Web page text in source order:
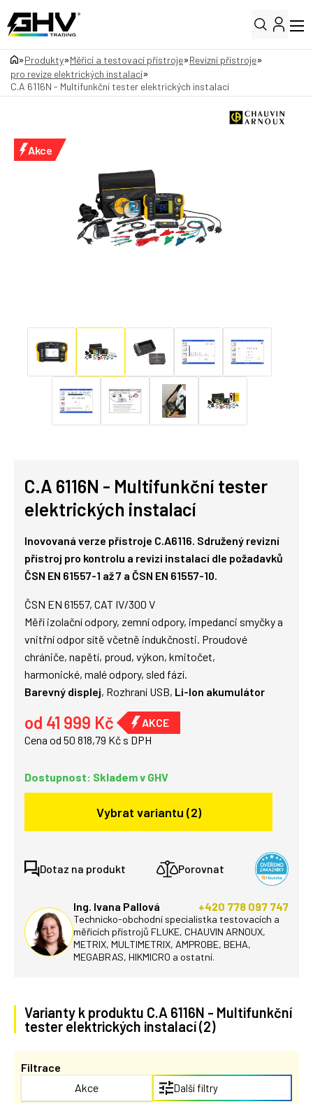
»Produkty»Měřicí a testovací přístroje»Revizní přístroje»
pro revize elektrických instalací»
C.A 6116N - Multifunkční tester elektrických instalací
Akce
C.A 6116N - Multifunkční tester
elektrických instalací
Inovovaná verze přístroje C.A6116. Sdružený revizní
přístroj pro kontrolu a revizi instalací dle požadavků
ČSN EN 61557-1 až 7 a ČSN EN 61557-10.
ČSN EN 61557, CAT IV/300 V
Měří izolační odpory, zemní odpory, impedanci smyčky a
vnitřní odpor sítě včetně indukčnosti. Proudové
chrániče, napětí, proud, výkon, kmitočet,
harmonické, malé odpory, sled fází.
Barevný displej, Rozhraní USB, Li-Ion akumulátor
od 41 999 Kč
Cena od 50 818,79 Kč s DPH
Dostupnost: Skladem v GHV
Vybrat variantu (2)
Dotaz na produkt Porovnat
Ing. Ivana Pallová +420 778 097 747
Technicko-obchodní specialistka testovacích a
měřicích přístrojů FLUKE, CHAUVIN ARNOUX,
METRIX, MULTIMETRIX, AMPROBE, BEHA,
MEGABRAS, HIKMICRO a ostatní.
Varianty k produktu C.A 6116N - Multifunkční
tester elektrických instalací (2)
Filtrace
Akce
Další filtry